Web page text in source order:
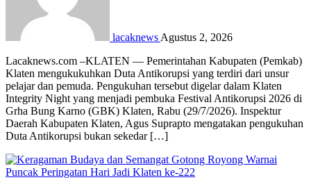
lacaknews Agustus 2, 2026
Lacaknews.com –KLATEN — Pemerintahan Kabupaten (Pemkab)
Klaten mengukukuhkan Duta Antikorupsi yang terdiri dari unsur
pelajar dan pemuda. Pengukuhan tersebut digelar dalam Klaten
Integrity Night yang menjadi pembuka Festival Antikorupsi 2026 di
Grha Bung Karno (GBK) Klaten, Rabu (29/7/2026). Inspektur
Daerah Kabupaten Klaten, Agus Suprapto mengatakan pengukuhan
Duta Antikorupsi bukan sekedar […]